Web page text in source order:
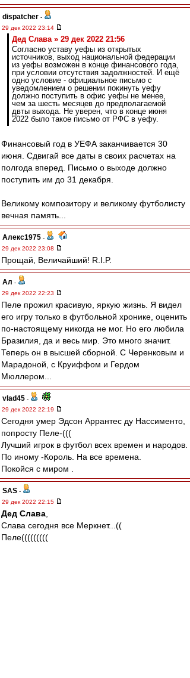
dispatcher -
29 дек 2022 23:14
Дед Слава » 29 дек 2022 21:56
Согласно уставу уефы из открытых
источников, выход национальной федерации
из уефы возможен в конце финансового года,
при условии отсутствия задолжностей. И ещё
одно условие - официальное письмо с
уведомлением о решении покинуть уефу
должно поступить в офис уефы не менее,
чем за шесть месяцев до предполагаемой
двты выхода. Не уверен, что в конце июня
2022 было такое письмо от РФС в уефу.
Финансовый год в УЕФА заканчивается 30
июня. Сдвигай все даты в своих расчетах на
полгода вперед. Письмо о выходе должно
поступить им до 31 декабря.
Великому композитору и великому футболисту
вечная память...
Алекс1975 -
29 дек 2022 23:08
Прощай, Величайший! R.I.P.
Ал -
29 дек 2022 22:23
Пеле прожил красивую, яркую жизнь. Я видел
его игру только в футбольной хронике, оценить
по-настоящему никогда не мог. Но его любила
Бразилия, да и весь мир. Это много значит.
Теперь он в высшей сборной. С Черенковым и
Марадоной, с Круиффом и Гердом
Мюллером...
vlad45 -
29 дек 2022 22:19
Сегодня умер Эдсон Аррантес ду Нассименто,
попросту Пеле-(((
Лучший игрок в футбол всех времен и народов.
По иному -Король. На все времена.
Покойся с миром .
SAS -
29 дек 2022 22:15
Дед Слава
Слава сегодня все Меркнет...((
Пеле(((((((((